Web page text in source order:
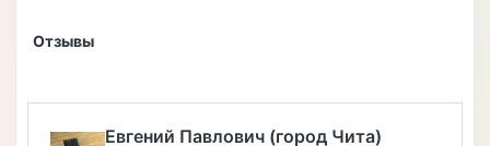
Отзывы
Алексей Верегин